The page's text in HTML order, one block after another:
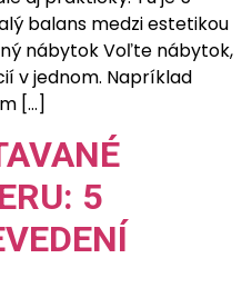
balans medzi estetikou
nábytok Voľte nábytok,
v jednom. Napríklad
[…]
5